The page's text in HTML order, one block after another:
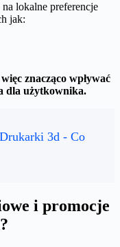
lokalne preferencje
jak:
znacząco wpływać
dla użytkownika.
3d - Co
i promocje